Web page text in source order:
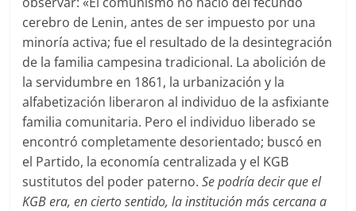
cerebro de Lenin, antes de ser impuesto por una
minoría activa; fue el resultado de la desintegración
de la familia campesina tradicional. La abolición de
la servidumbre en 1861, la urbanización y la
alfabetización liberaron al individuo de la asfixiante
familia comunitaria. Pero el individuo liberado se
encontró completamente desorientado; buscó en
el Partido, la economía centralizada y el KGB
sustitutos del poder paterno.Se podría decir que el
KGB era, en cierto sentido, la institución más cercana a